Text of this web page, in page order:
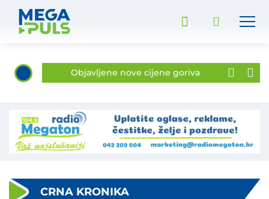
Objavljene nove cijene goriva
AUDIO Šafarić uigranu ekipu na okupu ima dvije godine, a to je „stroj koji drobi protivnika“
CRNA KRONIKA